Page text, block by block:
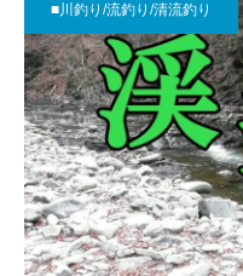
■川釣り/流釣り/清流釣り